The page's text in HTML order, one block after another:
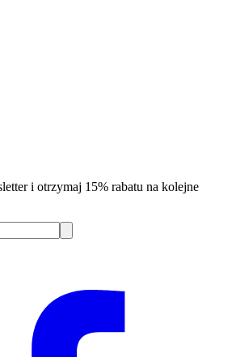
i otrzymaj 15% rabatu na kolejne